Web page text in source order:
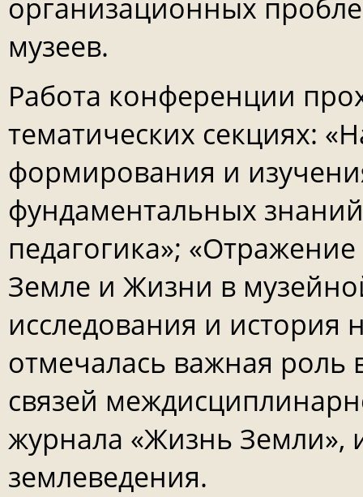
организационных
музеев.
Работа конференции
тематических секциях:
формирования и
фундаментальных
педагогика»;
Земле и Жизни в
исследования и история
отмечалась важная
связей
журнала «Жизнь Земли»,
землеведения.